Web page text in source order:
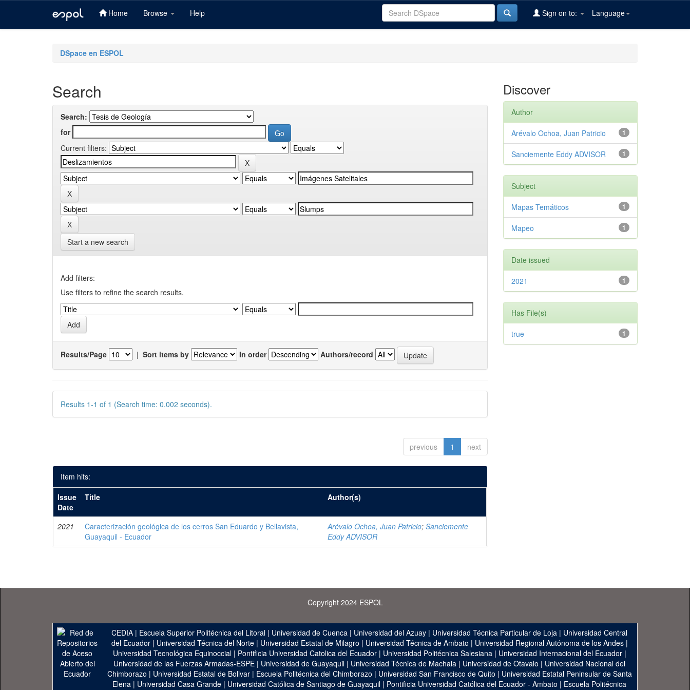
Home Browse Help Language
Sign on to:
DSpace en ESPOL
Search
Search:
for
Current filters:
Start a new search
Add filters:
Use filters to refine the search results.
Results/Page | Sort items by In order Authors/record
Results 1-1 of 1 (Search time: 0.002 seconds).
previous 1 next
Item hits:
Issue
Date
Title Author(s)
2021
Caracterización geológica de los cerros San Eduardo y Bellavista,
Guayaquil - Ecuador
Arévalo Ochoa, Juan Patricio;Sanciemente
Eddy ADVISOR
Discover
Author
1
Arévalo Ochoa, Juan Patricio
1
Sanciemente Eddy ADVISOR
Subject
1
Mapas Temáticos
1
Mapeo
Date issued
1
2021
Has File(s)
1
true
Copyright 2024 ESPOL
CEDIA | Escuela Superior Politécnica del Litoral | Universidad de Cuenca | Universidad del Azuay | Universidad Técnica Particular de Loja | Universidad Central
del Ecuador| Universidad Técnica del Norte| Universidad Estatal de Milagro | Universidad Técnica de Ambato | Universidad Regional Autónoma de los Andes|
Universidad Tecnológica Equinoccial| Pontificia Universidad Catolica del Ecuador| Universidad Politécnica Salesiana| Universidad Internacional del Ecuador|
Universidad de las Fuerzas Armadas-ESPE | Universidad de Guayaquil | Universidad Técnica de Machala | Universidad de Otavalo | Universidad Nacional del
Chimborazo | Universidad Estatal de Bolivar| Escuela Politécnica del Chimborazo | Universidad San Francisco de Quito | Universidad Estatal Peninsular de Santa
Elena | Universidad Casa Grande | Universidad Católica de Santiago de Guayaquil | Pontificia Universidad Católica del Ecuador - Ambato | Escuela Politécnica